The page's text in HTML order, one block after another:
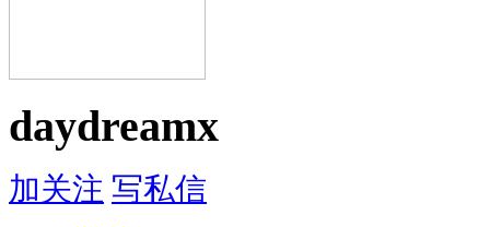
daydreamx
加关注 写私信